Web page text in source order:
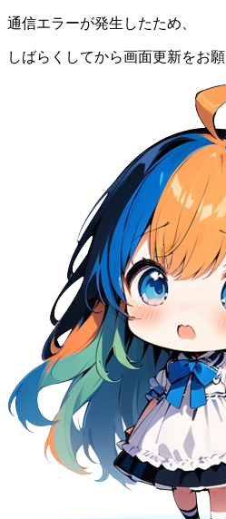
通信エラーが発生したため、
しばらくしてから画面更新をお願